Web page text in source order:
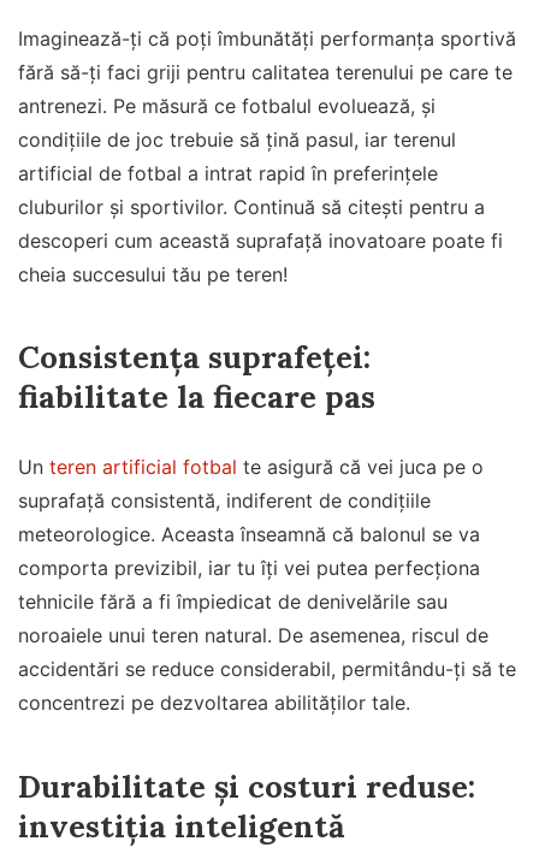
Imaginează-ți că poți îmbunătăți performanța sportivă
fără să-ți faci griji pentru calitatea terenului pe care te
antrenezi. Pe măsură ce fotbalul evoluează, și
condițiile de joc trebuie să țină pasul, iar terenul
artificial de fotbal a intrat rapid în preferințele
cluburilor și sportivilor. Continuă să citești pentru a
descoperi cum această suprafață inovatoare poate fi
cheia succesului tău pe teren!
Consistența suprafeței:
fiabilitate la fiecare pas
Un teren artificial fotbal te asigură că vei juca pe o
suprafață consistentă, indiferent de condițiile
meteorologice. Aceasta înseamnă că balonul se va
comporta previzibil, iar tu îți vei putea perfecționa
tehnicile fără a fi împiedicat de denivelările sau
noroaiele unui teren natural. De asemenea, riscul de
accidentări se reduce considerabil, permitându-ți să te
concentrezi pe dezvoltarea abilităților tale.
Durabilitate și costuri reduse:
investiția inteligentă